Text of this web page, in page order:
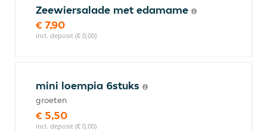
Zeewiersalade met edamame
€ 7,90
incl. deposit (€ 0,00)
mini loempia 6stuks
groeten
€ 5,50
incl. deposit (€ 0,00)